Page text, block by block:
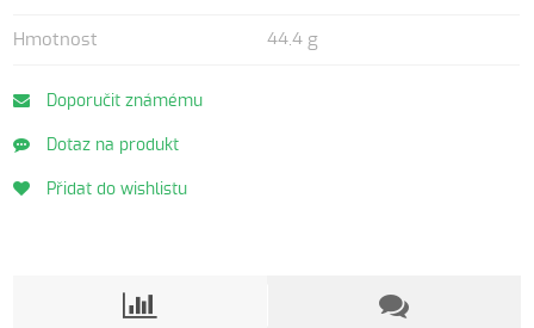
Hmotnost 44.4 g
Doporučit známému
Dotaz na produkt
Přidat do wishlistu